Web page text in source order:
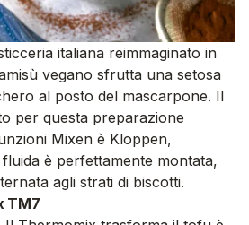
italiana reimmaginato in
vegano sfrutta una setosa
al posto del mascarpone. Il
per questa preparazione
Mixen è Kloppen,
è perfettamente montata,
agli strati di biscotti.
TM7